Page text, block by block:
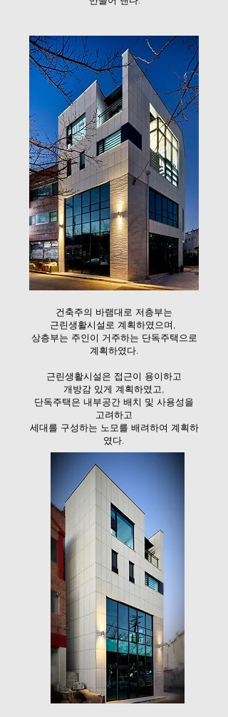
건축주의 바램대로 저층부는
근린생활시설로 계획하였으며,
상층부는 주인이 거주하는 단독주택으로
계획하였다.
근린생활시설은 접근이 용이하고
개방감 있게 계획하였고,
단독주택은 내부공간 배치 및 사용성을
고려하고
세대를 구성하는 노모를 배려하여 계획하
였다.